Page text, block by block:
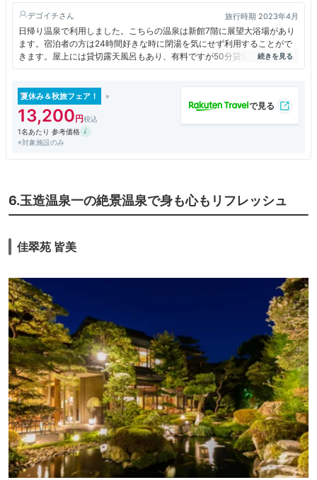
デゴイチ 旅行時期 2023年4月
日帰り温泉で利用しました。こちらの温泉は新館7階に展望大浴場があり
ます。宿泊者の方は24時間好きな時に閉湯を気にせず利用することがで
きます。屋上には貸切露天風呂もあり、有料ですが50分貸切で利用でき
ます。眺めが良いのでおすすめです。
夏休み＆秋旅フェア！
13,200
1名あたり 参考価格
※対象施設のみ
6.玉造温泉一の絶景温泉で身も心もリフレッシュ
佳翠苑 皆美